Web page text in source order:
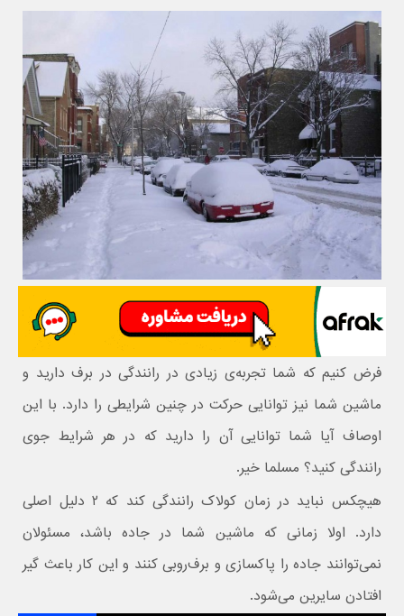
فرض کنیم که شما تجربه‌ی زیادی در رانندگی در برف دارید و
ماشین شما نیز توانایی حرکت در چنین شرایطی را دارد. با این
اوصاف آیا شما توانایی آن را دارید که در هر شرایط جوی
رانندگی کنید؟ مسلما خیر.
هیچکس نباید در زمان کولاک رانندگی کند که ۲ دلیل اصلی
دارد. اولا زمانی که ماشین شما در جاده باشد، مسئولان
نمی‌توانند جاده را پاکسازی و برف‌روبی کنند و این کار باعث گیر
افتادن سایرین می‌شود.